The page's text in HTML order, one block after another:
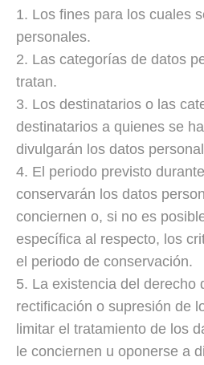
1. Los fines para los cuales
personales.
2. Las categorías de datos
tratan.
3. Los destinatarios o las
destinatarios a quienes se
divulgarán los datos
4. El periodo previsto
conservarán los datos
conciernen o, si no es
específica al respecto, los
el periodo de conservación.
5. La existencia del derecho
rectificación o supresión de
limitar el tratamiento de los
le conciernen u oponerse a